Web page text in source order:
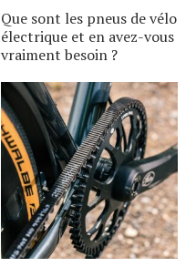
Que sont les pneus de vélo
électrique et en avez-vous
vraiment besoin ?